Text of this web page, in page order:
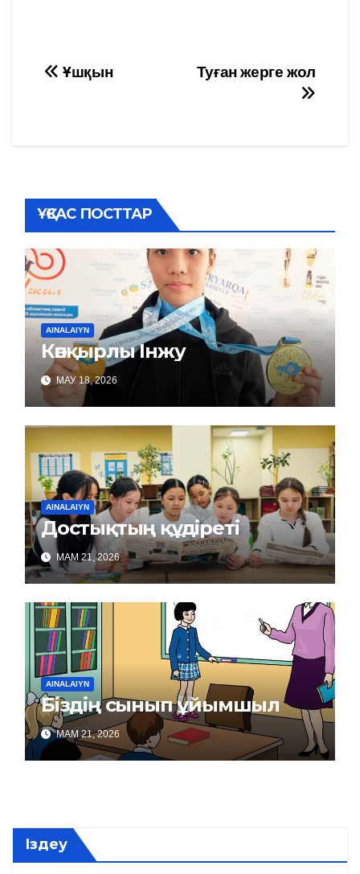
Навигация
Туған жерге жол
Ұшқын
ҰҚСАС ПОСТТАР
AINALAIYN
Көпқырлы Інжу
МАУ 18, 2026
AINALAIYN
Достықтың құдіреті
МАМ 21, 2026
AINALAIYN
Біздің сынып ұйымшыл
МАМ 21, 2026
Іздеу